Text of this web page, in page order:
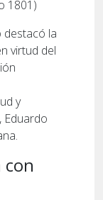
1801)
destacó la
virtud del
y
Eduardo
con